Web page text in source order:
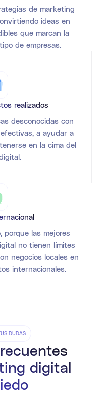
de marketing
ideas en
que marcan la
de empresas.
realizados
desconocidas con
a ayudar a
en la cima del
porque las mejores
no tienen límites
negocios locales en
internacionales.
DUDAS
digital